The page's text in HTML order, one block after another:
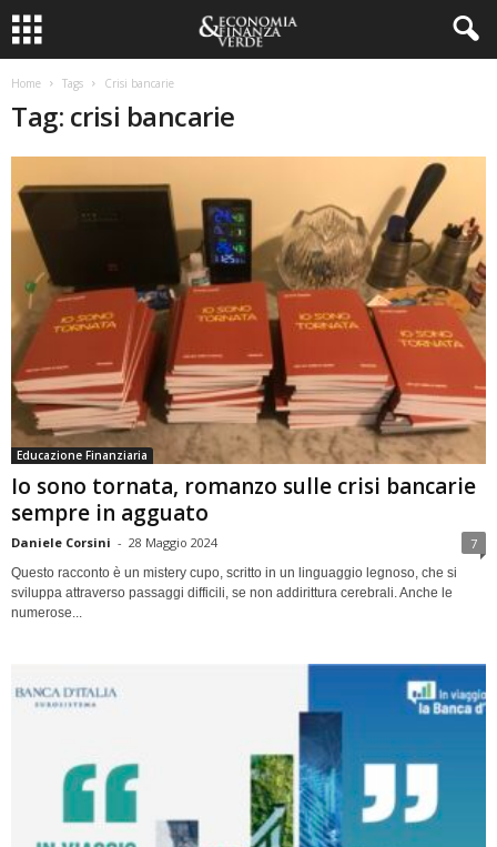
Home Tags Crisi bancarie
Tag: crisi bancarie
Educazione Finanziaria
Io sono tornata, romanzo sulle crisi bancarie
sempre in agguato
Daniele Corsini - 28 Maggio 2024 7
Questo racconto è un mistery cupo, scritto in un linguaggio legnoso, che si
sviluppa attraverso passaggi difficili, se non addirittura cerebrali. Anche le
numerose...